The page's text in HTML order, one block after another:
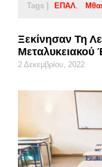
Tags | ΕΠΑΛ
Ξεκίνησαν Τη
Μεταλυκειακού
2 Δεκεμβρίου, 2022